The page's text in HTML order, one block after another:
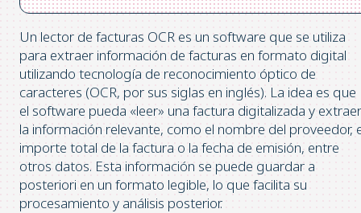
Un lector de facturas OCR es un software que se utiliza
para extraer información de facturas en formato digital
utilizando tecnología de reconocimiento óptico de
caracteres (OCR, por sus siglas en inglés). La idea es que
el software pueda «leer» una factura digitalizada y extraer
la información relevante, como el nombre del proveedor,
importe total de la factura o la fecha de emisión, entre
otros datos. Esta información se puede guardar a
posteriori en un formato legible, lo que facilita su
procesamiento y análisis posterior.